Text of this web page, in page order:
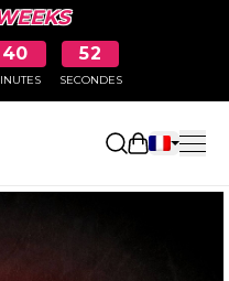
40 52
SECONDES
Ouvrir le